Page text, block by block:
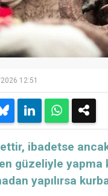
12:51
ibadetse ancak
güzeliyle yapma
yapılırsa